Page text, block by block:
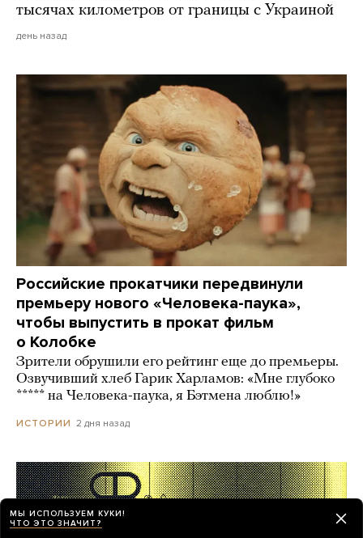
тысячах километров от границы с Украиной
день назад
Российские прокатчики передвинули
премьеру нового «Человека-паука»,
чтобы выпустить в прокат фильм
о Колобке
Зрители обрушили его рейтинг еще до премьеры.
Озвучивший хлеб Гарик Харламов: «Мне глубоко
***** на Человека-паука, я Бэтмена люблю!»
ИСТОРИИ 2 дня назад
МЫ ИСПОЛЬЗУЕМ КУКИ!
ЧТО ЭТО ЗНАЧИТ?